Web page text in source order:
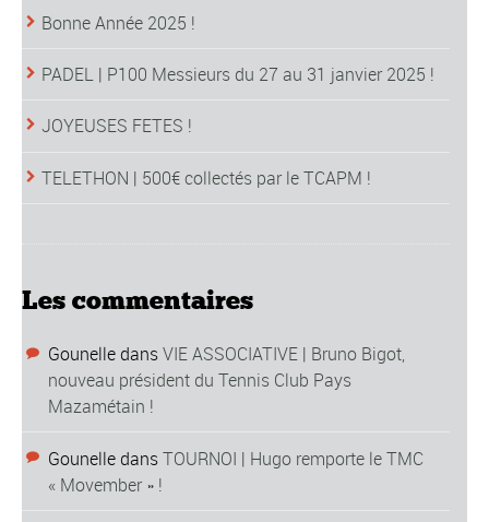
Bonne Année 2025 !
PADEL | P100 Messieurs du 27 au 31 janvier 2025 !
JOYEUSES FETES !
TELETHON | 500€ collectés par le TCAPM !
Les commentaires
Gounelle dansVIE ASSOCIATIVE | Bruno Bigot,
nouveau président du Tennis Club Pays
Mazamétain !
Gounelle dansTOURNOI | Hugo remporte le TMC
« Movember » !